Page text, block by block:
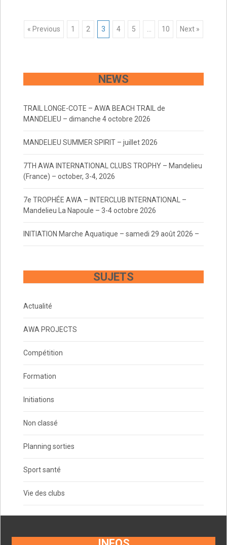
Posts
navigation
« Previous 1 2 3 4 5 10 Next »
NEWS
TRAIL LONGE-COTE – AWA BEACH TRAIL de
MANDELIEU – dimanche 4 octobre 2026
MANDELIEU SUMMER SPIRIT – juillet 2026
7TH AWA INTERNATIONAL CLUBS TROPHY – Mandelieu
(France) – october, 3-4, 2026
7e TROPHÉE AWA – INTERCLUB INTERNATIONAL –
Mandelieu La Napoule – 3-4 octobre 2026
INITIATION Marche Aquatique – samedi 29 août 2026 –
SUJETS
Actualité
AWA PROJECTS
Compétition
Formation
Initiations
Non classé
Planning sorties
Sport santé
Vie des clubs